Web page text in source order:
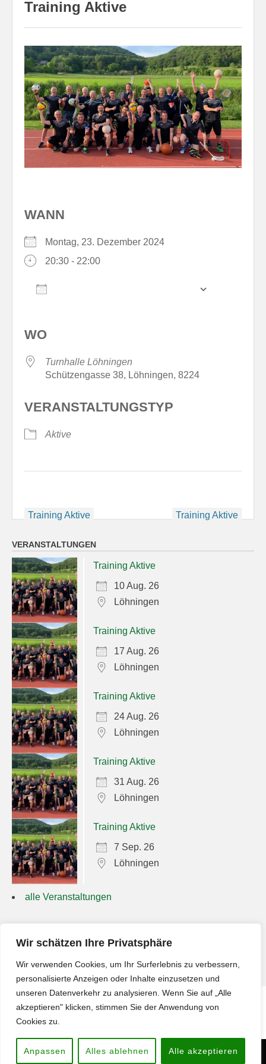
Wir schätzen Ihre Privatsphäre
Wir verwenden Cookies, um Ihr Surferlebnis zu verbessern,
personalisierte Anzeigen oder Inhalte einzusetzen und
unseren Datenverkehr zu analysieren. Wenn Sie auf „Alle
akzeptieren" klicken, stimmen Sie der Anwendung von
Cookies zu.
Anpassen Alles ablehnen Alle akzeptieren
Training Aktive
WANN
Montag, 23. Dezember 2024
20:30 - 22:00
WO
Turnhalle Löhningen
Schützengasse 38, Löhningen, 8224
VERANSTALTUNGSTYP
Aktive
Beitragsnavigation
Training Aktive Training Aktive
VERANSTALTUNGEN
Training Aktive
10 Aug. 26
Löhningen
Training Aktive
17 Aug. 26
Löhningen
Training Aktive
24 Aug. 26
Löhningen
Training Aktive
31 Aug. 26
Löhningen
Training Aktive
7 Sep. 26
Löhningen
alle Veranstaltungen
Impressum
Männerriege Löhningen